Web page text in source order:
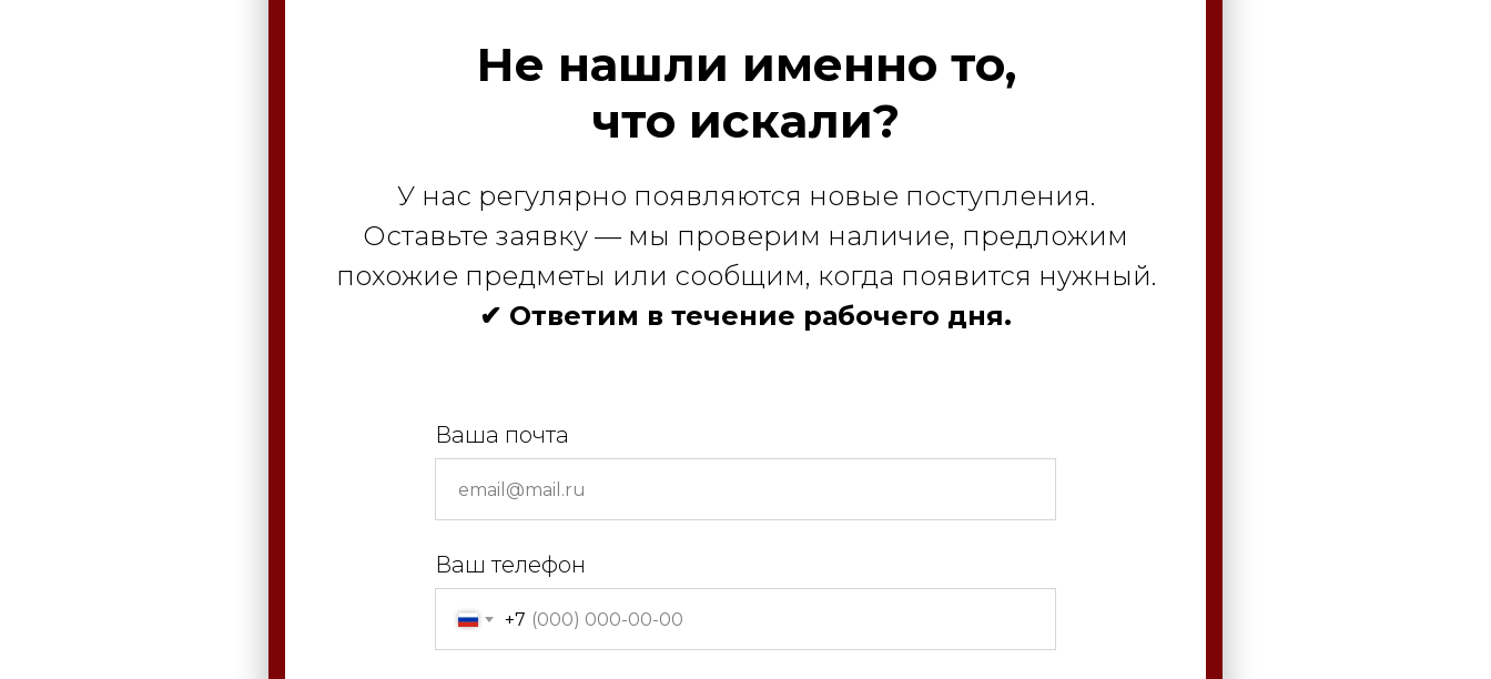
Не нашли именно то,
что искали?
У нас регулярно появляются новые поступления.
Оставьте заявку — мы проверим наличие, предложим
похожие предметы или сообщим, когда появится нужный.
✔ Ответим в течение рабочего дня.
Ваша почта
Ваш телефон
+7